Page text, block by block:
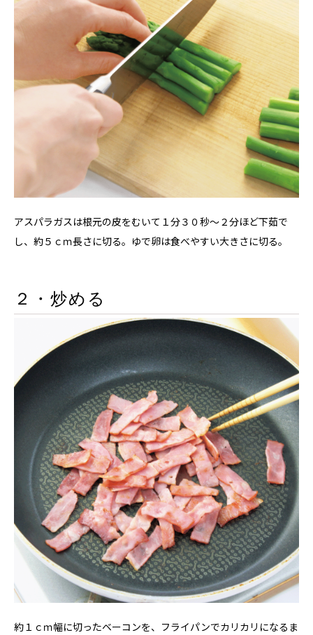
アスパラガスは根元の皮をむいて１分３０秒～２分ほど下茹で
し、約５ｃｍ長さに切る。ゆで卵は食べやすい大きさに切る。
２・炒める
約１ｃｍ幅に切ったベーコンを、フライパンでカリカリになるま